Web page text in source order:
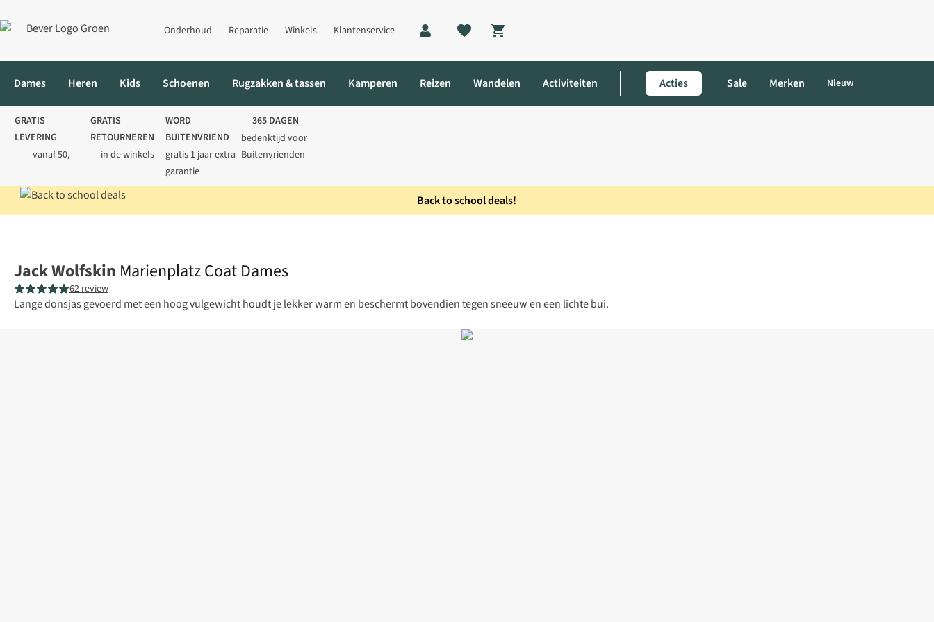
Onderhoud Reparatie Winkels Klantenservice
Shopping cart
Dames Heren Kids Schoenen Rugzakken & tassen Kamperen Reizen Wandelen Activiteiten Acties Sale Merken Nieuw
GRATIS
LEVERING
vanaf 50,-
GRATIS
RETOURNEREN
in de winkels
WORD
BUITENVRIEND
gratis 1 jaar extra
garantie
365 DAGEN
bedenktijd voor
Buitenvrienden
Back to schooldeals!
Jack Wolfskin Marienplatz Coat Dames
62 review
Lange donsjas gevoerd met een hoog vulgewicht houdt je lekker warm en beschermt bovendien tegen sneeuw en een lichte bui.